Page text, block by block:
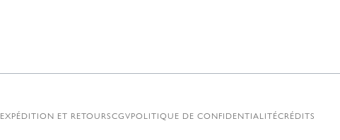
EXPÉDITION ET RETOURSCGVPOLITIQUE DE CONFIDENTIALITÉCRÉDITS